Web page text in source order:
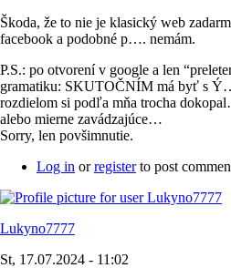
Škoda, že to nie je klasický web
facebook a podobné p…. nemám.
P.S.: po otvorení v google a len
gramatiku: SKUTOČNÍM má byť s
rozdielom si podľa mňa trocha
alebo mierne zavádzajúce…
Sorry, len povšimnutie.
Log in orregisterto post
Lukyno7777
St, 17.07.2024 - 11:02